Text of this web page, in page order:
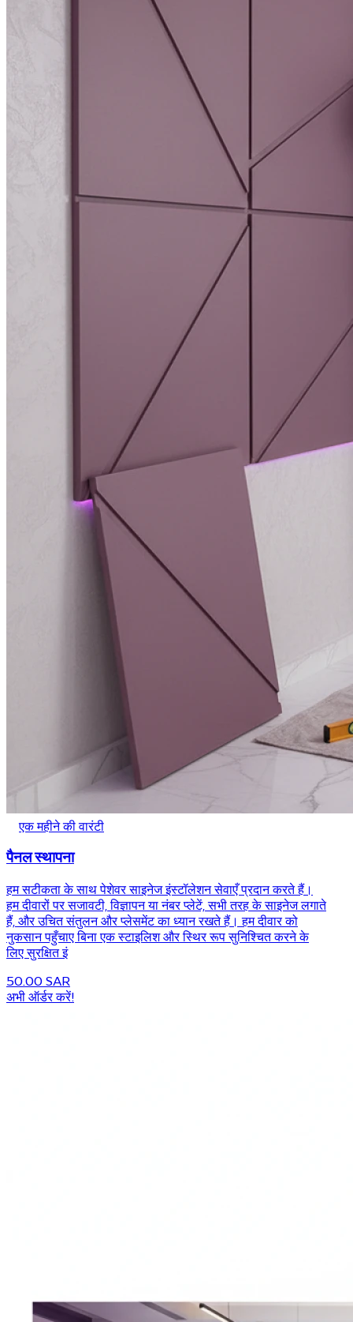
एक महीने की वारंटी
पैनल स्थापना
हम सटीकता के साथ पेशेवर साइनेज इंस्टॉलेशन सेवाएँ प्रदान करते हैं।
हम दीवारों पर सजावटी, विज्ञापन या नंबर प्लेटें, सभी तरह के साइनेज लगाते
हैं, और उचित संतुलन और प्लेसमेंट का ध्यान रखते हैं। हम दीवार को
नुकसान पहुँचाए बिना एक स्टाइलिश और स्थिर रूप सुनिश्चित करने के
लिए सुरक्षित इं
50.00 SAR
अभी ऑर्डर करें!